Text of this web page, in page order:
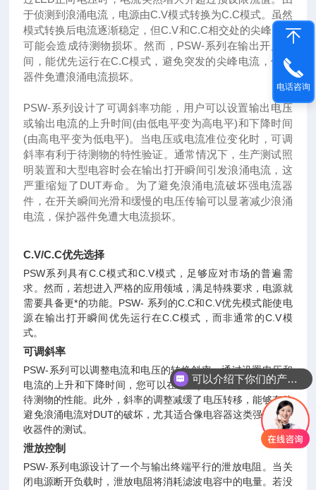
于侦测到浪涌电流，电源由C.V模式转换为C.C模式。虽然
模式转换后电流逐渐稳定，但C.V和C.C相交处的尖峰电流
可能会造成待测物损坏。然而，PSW-系列在输出开启瞬
间，能优先运行在C.C模式，避免突发的尖峰电流，保护
器件免遭浪涌电流损坏。
PSW-系列设计了可调斜率功能，用户可以设置输出电压
或输出电流的上升时间(由低电平变为高电平)和下降时间
(由高电平变为低电平)。当电压或电流准位变化时，可调
斜率有利于待测物的特性验证。通常情况下，生产测试照
明装置和大型电容时会在输出打开瞬间引发浪涌电流，这
严重缩短了DUT寿命。为了避免浪涌电流破坏强电流器
件，在开关瞬间光滑和缓慢的电压传输可以显著减少浪涌
电流，保护器件免遭大电流损坏。
C.V/C.C优先选择
PSW系列具有C.C模式和C.V模式，足够应对市场的普遍需
求。然而，若想进入严格的应用领域，满足特殊要求，电源就
需要具备更*的功能。PSW- 系列的C.C和C.V优先模式能使电
源在输出打开瞬间优先运行在C.C模式，而非通常的C.V模
式。
可调斜率
PSW-系列可以调整电流和电压的转换斜率。通过设置电压和
电流的上升和下降时间，您可以在电压|电流变化过程中验证
待测物的性能。此外，斜率的调整减缓了电压转移，能够有效
避免浪涌电流对DUT的破坏，尤其适合像电容器这类强电流吸
收器件的测试。
泄放控制
PSW-系列电源设计了一个与输出终端平行的泄放电阻。当关
闭电源断开负载时，泄放电阻将消耗滤波电容中的电量。若没
电话咨询
可以介绍下你们的产品么